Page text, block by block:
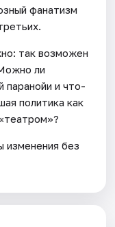
фанатизм
так возможен
ли
паранойи и что-
политика как
изменения без